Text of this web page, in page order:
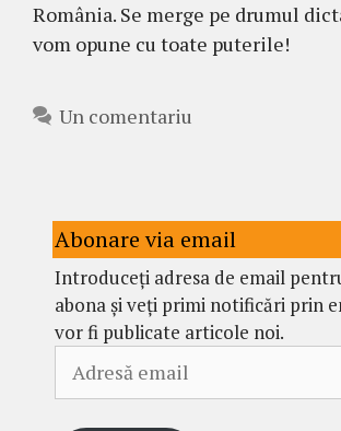
România. Se merge pe drumul
vom opune cu toate puterile!
Un comentariu
Abonare via email
Introduceți adresa de email
abona și veți primi notificări prin
vor fi publicate articole noi.
email